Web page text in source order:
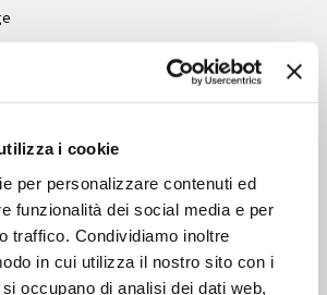
i cookie
per personalizzare contenuti ed
funzionalità dei social media e per
traffico. Condividiamo inoltre
in cui utilizza il nostro sito con i
occupano di analisi dei dati web,
Plus
Noir mat , Chrome , Chrome noir poli , Or